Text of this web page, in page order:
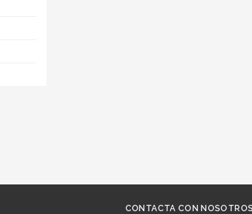
CONTACTA CON NOSOTROS